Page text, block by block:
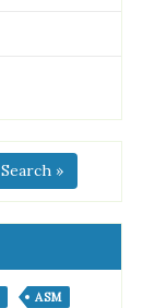
Search »
ASM